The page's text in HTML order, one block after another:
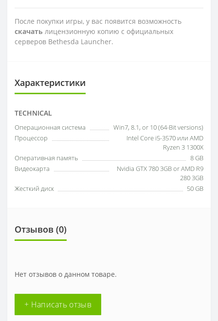
После покупки игры, у вас появится возможность
скачать лицензионную копию с официальных
серверов Bethesda Launcher.
Характеристики
TECHNICAL
Операционная система
Win7, 8.1, or 10 (64-Bit versions)
Процессор
Intel Core i5-3570 или AMD
Ryzen 3 1300X
Оперативная память
8 GB
Видеокарта
Nvidia GTX 780 3GB or AMD R9
280 3GB
Жесткий диск
50 GB
Отзывов (0)
Нет отзывов о данном товаре.
+ Написать отзыв